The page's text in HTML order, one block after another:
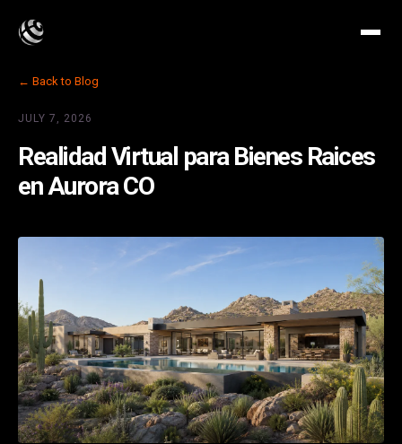
← Back to Blog
JULY 7, 2026
Realidad Virtual para Bienes Raices
en Aurora CO